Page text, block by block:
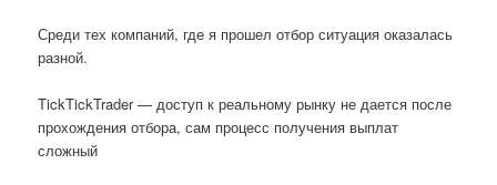
Среди тех компаний, где я прошел отбор ситуация оказалась
разной.
TickTickTrader — доступ к реальному рынку не дается после
прохождения отбора, сам процесс получения выплат
сложный